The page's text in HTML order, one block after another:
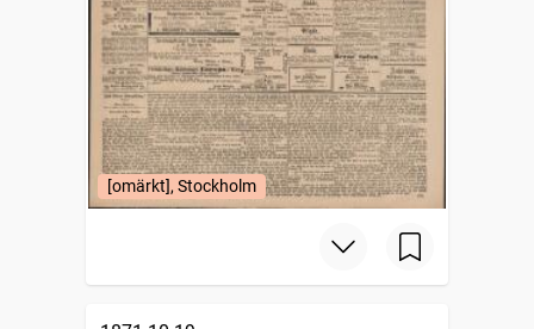
[omärkt], Stockholm